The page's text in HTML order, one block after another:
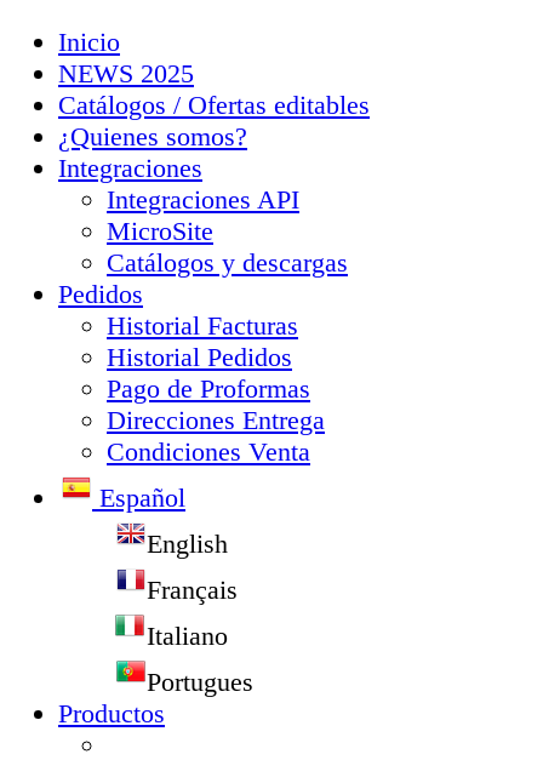
Inicio
NEWS 2025
Catálogos / Ofertas editables
¿Quienes somos?
Integraciones
Integraciones API
MicroSite
Catálogos y descargas
Pedidos
Historial Facturas
Historial Pedidos
Pago de Proformas
Direcciones Entrega
Condiciones Venta
Español
English
Français
Italiano
Portugues
Productos